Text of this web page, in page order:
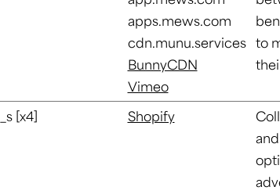
apps.mews.com
cdn.munu.services
BunnyCDN
Vimeo
to
_s [x4] Shopify